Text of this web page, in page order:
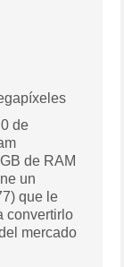
de
de RAM
un
que le
convertirlo
mercado